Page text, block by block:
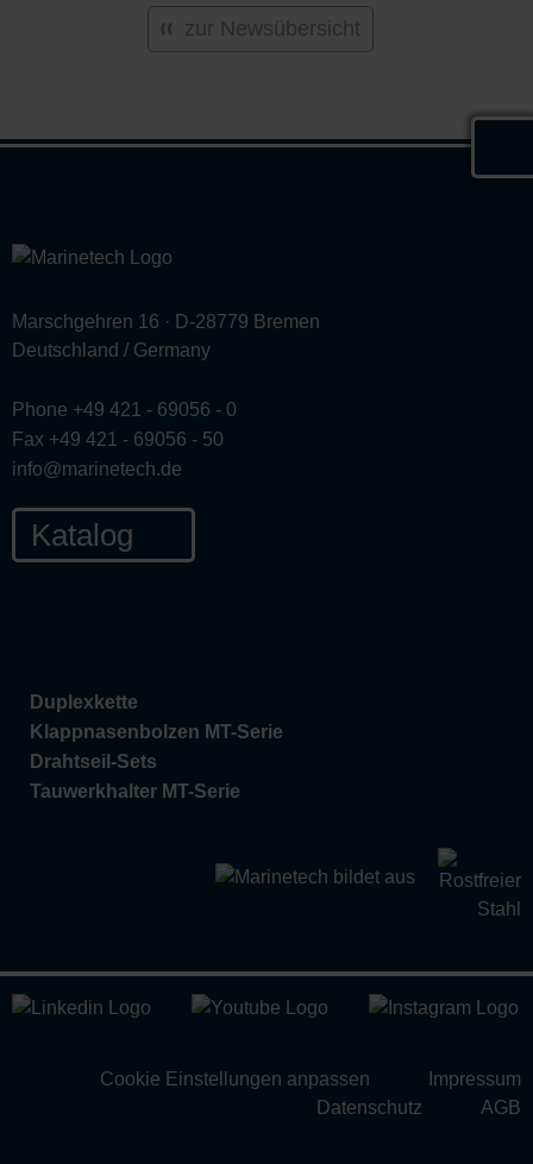
zur Newsübersicht
Marschgehren 16 · D-28779 Bremen
Deutschland / Germany
Phone +49 421 - 69056 - 0
Fax +49 421 - 69056 - 50
info@marinetech.de
Katalog
Duplexkette
Klappnasenbolzen MT-Serie
Drahtseil-Sets
Tauwerkhalter MT-Serie
Cookie Einstellungen anpassen
Impressum
Datenschutz
AGB